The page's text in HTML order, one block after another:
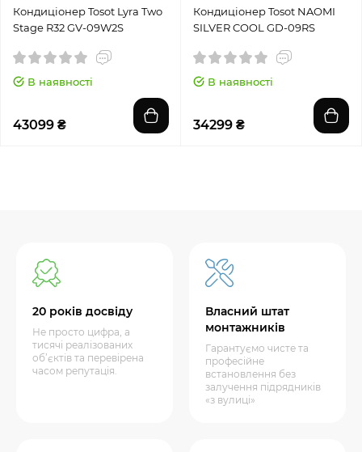
Кондиціонер Tosot Lyra Two
Stage R32 GV-09W2S
В наявності
43099 ₴
Кондиціонер Tosot NAOMI
SILVER COOL GD-09RS
В наявності
34299 ₴
20 років досвіду
Не просто цифра, а
тисячі реалізованих
об’єктів та перевірена
часом репутація.
Власний штат
монтажників
Гарантуємо чисте та
професійне
встановлення без
залучення підрядників
«з вулиці»